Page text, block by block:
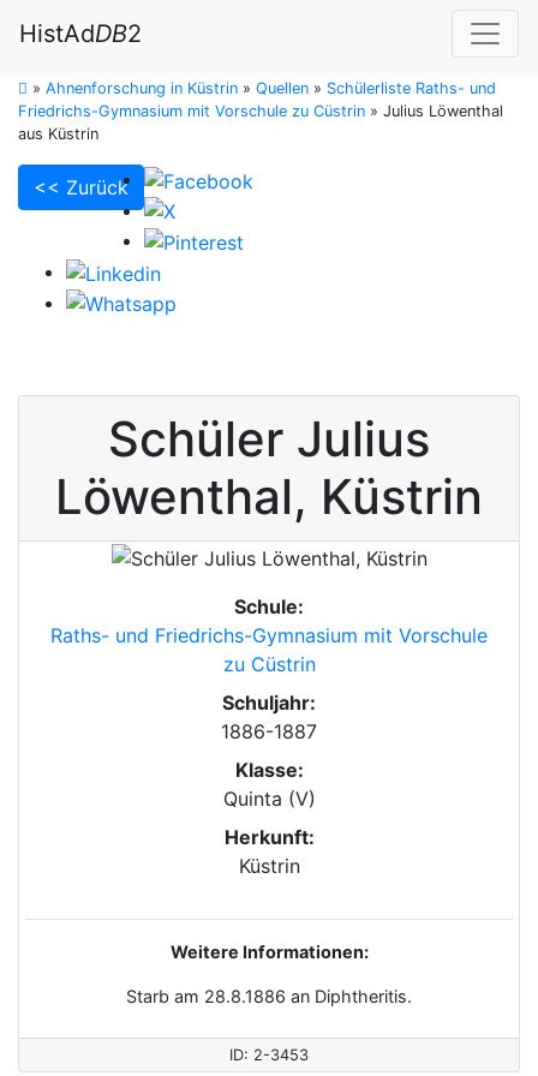
HistAdDB2
» Ahnenforschung in Küstrin » Quellen » Schülerliste Raths- und
Friedrichs-Gymnasium mit Vorschule zu Cüstrin » Julius Löwenthal
aus Küstrin
<< Zurück
Schüler Julius
Löwenthal, Küstrin
Schule:
Raths- und Friedrichs-Gymnasium mit Vorschule
zu Cüstrin
Schuljahr:
1886-1887
Klasse:
Quinta (V)
Herkunft:
Küstrin
Weitere Informationen:
Starb am 28.8.1886 an Diphtheritis.
ID: 2-3453